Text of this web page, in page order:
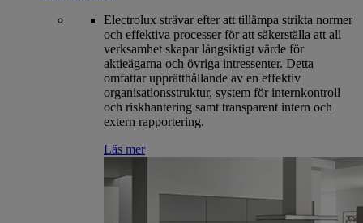
Electrolux strävar efter att tillämpa strikta normer
och effektiva processer för att säkerställa att all
verksamhet skapar långsiktigt värde för
aktieägarna och övriga intressenter. Detta
omfattar upprätthållande av en effektiv
organisationsstruktur, system för internkontroll
och riskhantering samt transparent intern och
extern rapportering.
Läs mer